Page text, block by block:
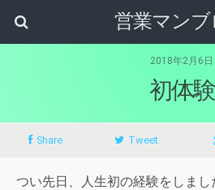
営業マンブ
2018年2月6日
初体験
Share Tweet
つい先日、人生初の経験をしまし